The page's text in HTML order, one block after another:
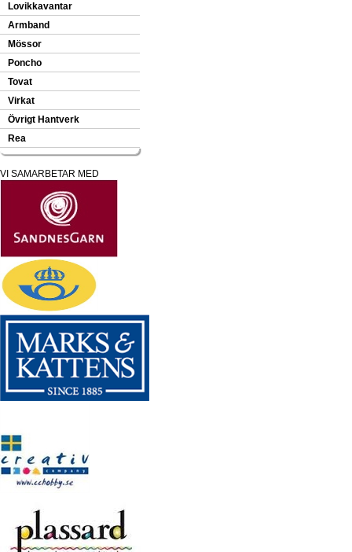
Lovikkavantar
Armband
Mössor
Poncho
Tovat
Virkat
Övrigt Hantverk
Rea
VI SAMARBETAR MED